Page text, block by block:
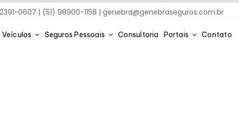
2391-0607 | (51) 98900-1158 |genebra@genebraseguros.com.br
Veículos Seguros Pessoais Consultoria Portais Contato